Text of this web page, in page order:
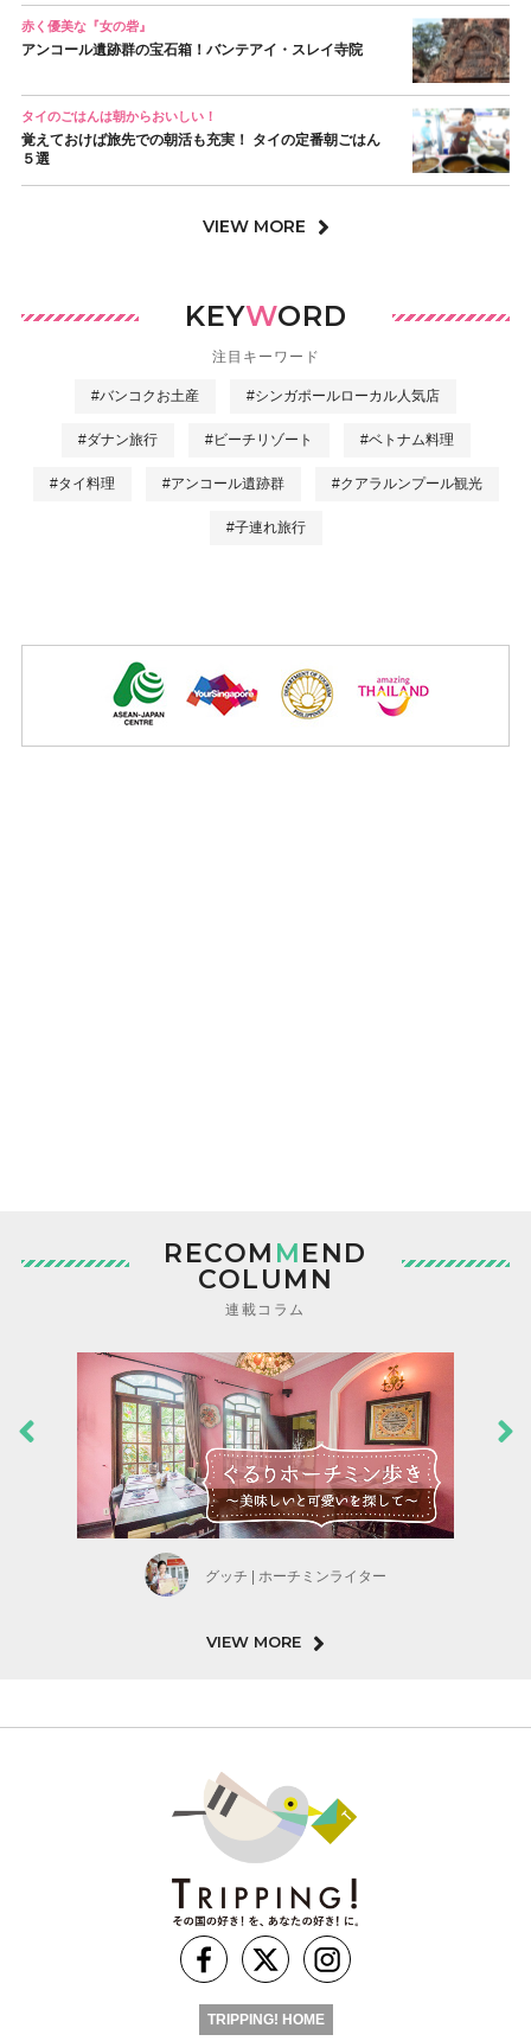
赤く優美な『女の砦』
アンコール遺跡群の宝石箱！バンテアイ・スレイ寺院
タイのごはんは朝からおいしい！
覚えておけば旅先での朝活も充実！ タイの定番朝ごはん
５選
VIEW MORE
KEYWORD
注目キーワード
#バンコクお土産 #シンガポールローカル人気店
#ダナン旅行 #ビーチリゾート #ベトナム料理
#タイ料理 #アンコール遺跡群 #クアラルンプール観光
#子連れ旅行
RECOM MEND
COLUMN
連載コラム
グッチ | ホーチミンライター
VIEW MORE
TRIPPING! HOME